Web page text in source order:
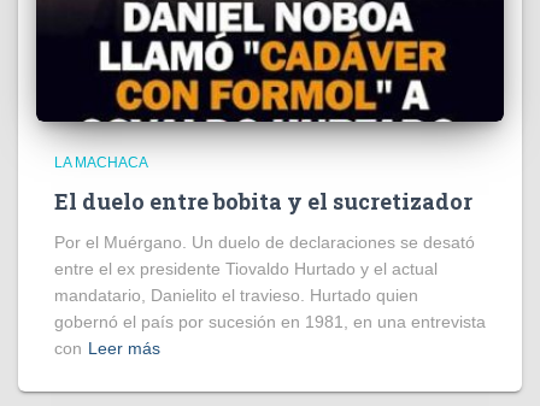
LA MACHACA
El duelo entre bobita y el sucretizador
Por el Muérgano. Un duelo de declaraciones se desató
entre el ex presidente Tiovaldo Hurtado y el actual
mandatario, Danielito el travieso. Hurtado quien
gobernó el país por sucesión en 1981, en una entrevista
con Leer más